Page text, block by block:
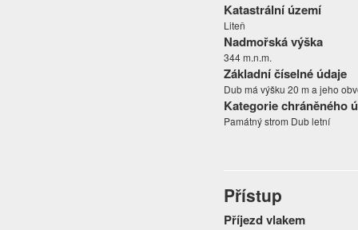
Katastrální území
Liteň
Nadmořská výška
344 m.n.m.
Základní číselné údaje
Dub má výšku 20 m a jeho
Kategorie chráněného
Památný strom Dub letní
Přístup
Příjezd vlakem